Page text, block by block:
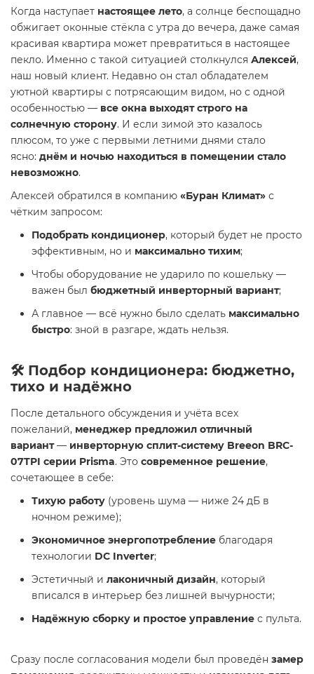
Когда наступает настоящее лето, а солнце беспощадно
обжигает оконные стёкла с утра до вечера, даже самая
красивая квартира может превратиться в настоящее
пекло. Именно с такой ситуацией столкнулся Алексей,
наш новый клиент. Недавно он стал обладателем
уютной квартиры с потрясающим видом, но с одной
особенностью — все окна выходят строго на
солнечную сторону. И если зимой это казалось
плюсом, то уже с первыми летними днями стало
ясно: днём и ночью находиться в помещении стало
невозможно.
Алексей обратился в компанию «Буран Климат» с
чётким запросом:
Подобрать кондиционер, который будет не просто
эффективным, но и максимально тихим;
Чтобы оборудование не ударило по кошельку —
важен был бюджетный инверторный вариант;
А главное — всё нужно было сделать максимально
быстро: зной в разгаре, ждать нельзя.
🛠 Подбор кондиционера: бюджетно,
тихо и надёжно
После детального обсуждения и учёта всех
пожеланий, менеджер предложил отличный
вариант— инверторную сплит-систему Breeon BRC-
07TPI серии Prisma. Это современное решение,
сочетающее в себе:
Тихую работу (уровень шума — ниже 24 дБ в
ночном режиме);
Экономичное энергопотребление благодаря
технологии DC Inverter;
Эстетичный и лаконичный дизайн, который
вписался в интерьер без лишней вычурности;
Надёжную сборку и простое управление с пульта.
Сразу после согласования модели был проведён замер